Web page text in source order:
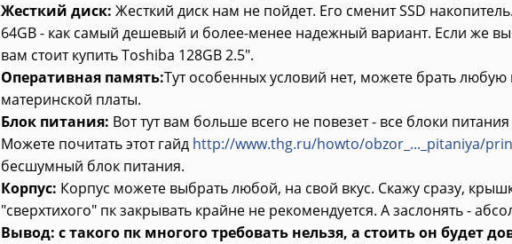
Жесткий диск: Жесткий диск нам не пойдет. Его сменит SSD
64GB - как самый дешевый и более-менее надежный вариант. Если же
вам стоит купить Toshiba 128GB 2.5".
Оперативная память:Тут особенных условий нет, можете брать
материнской платы.
Блок питания: Вот тут вам больше всего не повезет - все блоки
Можете почитать этот гайд http://www.thg.ru/howto/obzor_..._pitaniya/
бесшумный блок питания.
Корпус: Корпус можете выбрать любой, на свой вкус. Скажу сразу,
"сверхтихого" пк закрывать крайне не рекомендуется. А заслонять -
Вывод: с такого пк многого требовать нельзя, а стоить он будет